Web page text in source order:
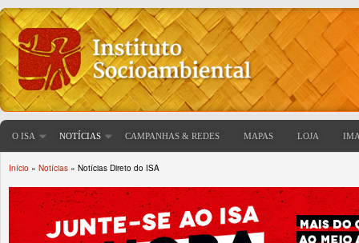
O ISA NOTÍCIAS CAMPANHAS & REDES MAPAS LOJA
Início » Notícias » Notícias Direto do ISA